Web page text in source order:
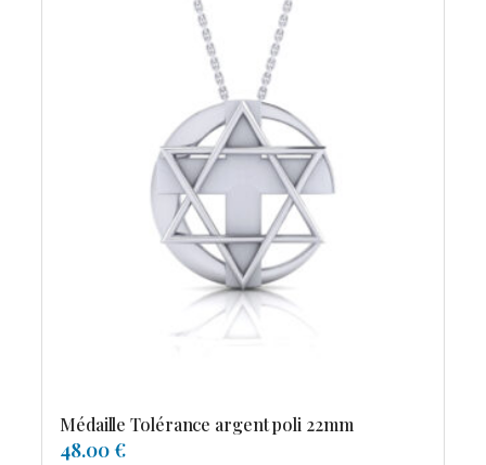
Médaille Tolérance argent poli 22mm
48.00 €